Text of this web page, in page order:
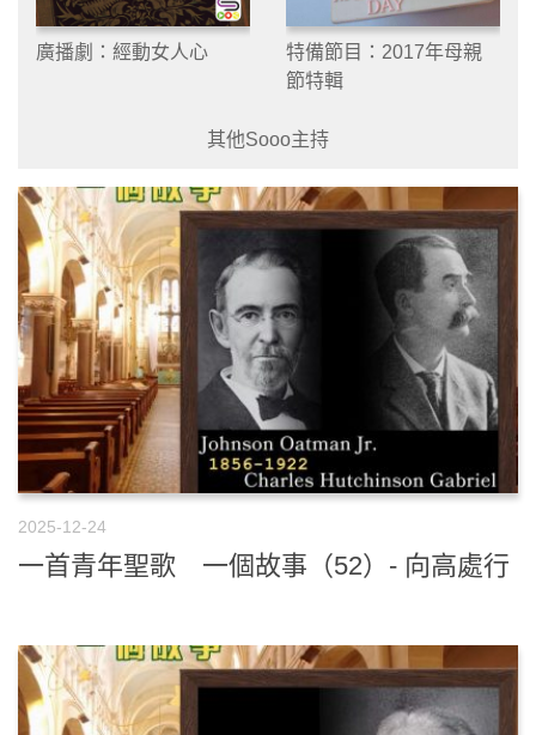
廣播劇：經動女人心
特備節目：2017年母親
節特輯
其他Sooo主持
2025-12-24
一首青年聖歌 一個故事（52）- 向高處行